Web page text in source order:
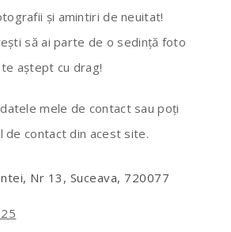
și amintiri de neuitat!
să ai parte de o sedință foto
aștept cu drag!
mele de contact sau poți
de contact din acest site.
Nr 13, Suceava, 720077